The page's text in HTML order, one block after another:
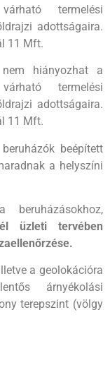
termelési
adottságaira.
11 Mft.
hiányozhat a
termelési
adottságaira.
11 Mft.
beépített
a helyszíni
üzleti tervében
a geolokációra
árnyékolási
terepszint (völgy